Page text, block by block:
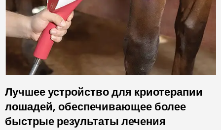
Лучшее устройство для криотерапии
лошадей, обеспечивающее более
быстрые результаты лечения